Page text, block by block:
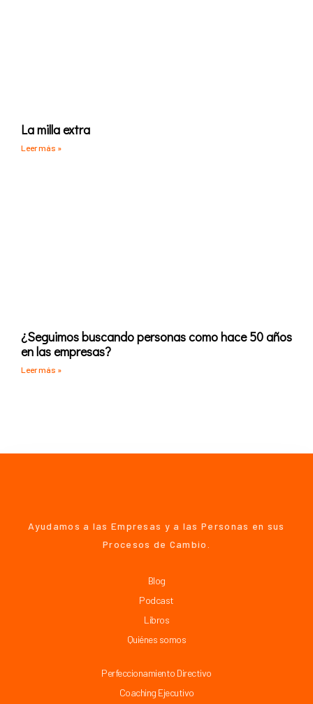
La milla extra
Leer más »
¿Seguimos buscando personas como hace 50 años
en las empresas?
Leer más »
Ayudamos a las Empresas y a las Personas en sus
Procesos de Cambio.
Blog
Podcast
Libros
Quiénes somos
Perfeccionamiento Directivo
Coaching Ejecutivo